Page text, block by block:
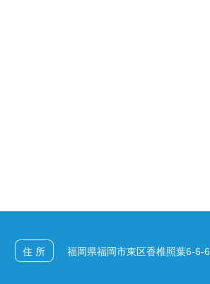
住 所 福岡県福岡市東区香椎照葉6-6-6